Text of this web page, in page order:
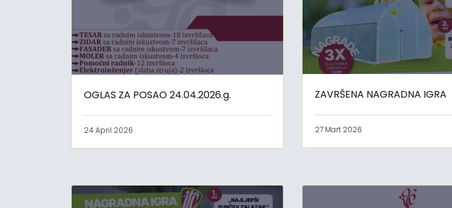
OGLAS ZA POSAO 24.04.2026.g.
24 April 2026
ZAVRŠENA NAGRADNA IGRA
27 Mart 2026